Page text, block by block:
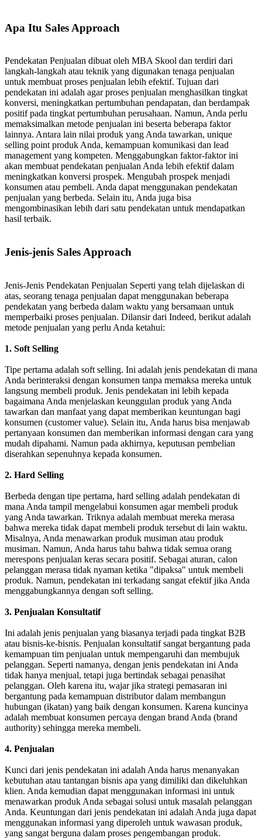
Apa Itu Sales Approach
Pendekatan Penjualan dibuat oleh MBA Skool dan terdiri dari
langkah-langkah atau teknik yang digunakan tenaga penjualan
untuk membuat proses penjualan lebih efektif. Tujuan dari
pendekatan ini adalah agar proses penjualan menghasilkan tingkat
konversi, meningkatkan pertumbuhan pendapatan, dan berdampak
positif pada tingkat pertumbuhan perusahaan. Namun, Anda perlu
memaksimalkan metode penjualan ini beserta beberapa faktor
lainnya. Antara lain nilai produk yang Anda tawarkan, unique
selling point produk Anda, kemampuan komunikasi dan lead
management yang kompeten. Menggabungkan faktor-faktor ini
akan membuat pendekatan penjualan Anda lebih efektif dalam
meningkatkan konversi prospek. Mengubah prospek menjadi
konsumen atau pembeli. Anda dapat menggunakan pendekatan
penjualan yang berbeda. Selain itu, Anda juga bisa
mengombinasikan lebih dari satu pendekatan untuk mendapatkan
hasil terbaik.
Jenis-jenis Sales Approach
Jenis-Jenis Pendekatan Penjualan Seperti yang telah dijelaskan di
atas, seorang tenaga penjualan dapat menggunakan beberapa
pendekatan yang berbeda dalam waktu yang bersamaan untuk
memperbaiki proses penjualan. Dilansir dari Indeed, berikut adalah
metode penjualan yang perlu Anda ketahui:
1. Soft Selling
Tipe pertama adalah soft selling. Ini adalah jenis pendekatan di mana
Anda berinteraksi dengan konsumen tanpa memaksa mereka untuk
langsung membeli produk. Jenis pendekatan ini lebih kepada
bagaimana Anda menjelaskan keunggulan produk yang Anda
tawarkan dan manfaat yang dapat memberikan keuntungan bagi
konsumen (customer value). Selain itu, Anda harus bisa menjawab
pertanyaan konsumen dan memberikan informasi dengan cara yang
mudah dipahami. Namun pada akhirnya, keputusan pembelian
diserahkan sepenuhnya kepada konsumen.
2. Hard Selling
Berbeda dengan tipe pertama, hard selling adalah pendekatan di
mana Anda tampil mengelabui konsumen agar membeli produk
yang Anda tawarkan. Triknya adalah membuat mereka merasa
bahwa mereka tidak dapat membeli produk tersebut di lain waktu.
Misalnya, Anda menawarkan produk musiman atau produk
musiman. Namun, Anda harus tahu bahwa tidak semua orang
merespons penjualan keras secara positif. Sebagai aturan, calon
pelanggan merasa tidak nyaman ketika "dipaksa" untuk membeli
produk. Namun, pendekatan ini terkadang sangat efektif jika Anda
menggabungkannya dengan soft selling.
3. Penjualan Konsultatif
Ini adalah jenis penjualan yang biasanya terjadi pada tingkat B2B
atau bisnis-ke-bisnis. Penjualan konsultatif sangat bergantung pada
kemampuan tim penjualan untuk mempengaruhi dan membujuk
pelanggan. Seperti namanya, dengan jenis pendekatan ini Anda
tidak hanya menjual, tetapi juga bertindak sebagai penasihat
pelanggan. Oleh karena itu, wajar jika strategi pemasaran ini
bergantung pada kemampuan distributor dalam membangun
hubungan (ikatan) yang baik dengan konsumen. Karena kuncinya
adalah membuat konsumen percaya dengan brand Anda (brand
authority) sehingga mereka membeli.
4. Penjualan
Kunci dari jenis pendekatan ini adalah Anda harus menanyakan
kebutuhan atau tantangan bisnis apa yang dimiliki dan dikeluhkan
klien. Anda kemudian dapat menggunakan informasi ini untuk
menawarkan produk Anda sebagai solusi untuk masalah pelanggan
Anda. Keuntungan dari jenis pendekatan ini adalah Anda juga dapat
menggunakan informasi yang diperoleh untuk wawasan produk,
yang sangat berguna dalam proses pengembangan produk.